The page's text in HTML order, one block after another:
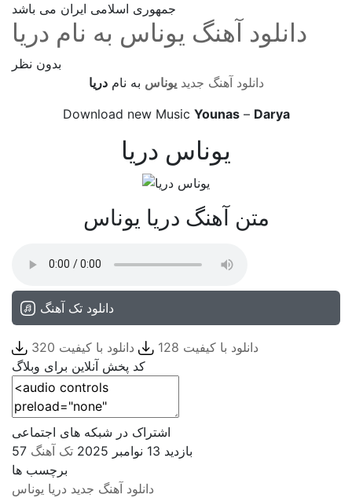
جمهوری اسلامی ایران می باشد
دانلود آهنگ یوناس به نام دریا
بدون نظر
دانلود آهنگ جدید یوناس به نامدریا
Download new Music Younas– Darya
یوناس دریا
متن آهنگ دریا یوناس
دانلود تک آهنگ
دانلود با کیفیت 128
دانلود با کیفیت 320
کد پخش آنلاین برای وبلاگ
اشتراک در شبکه های اجتماعی
57 بازدید 13 نوامبر 2025
تک آهنگ
برچسب ها
دانلود آهنگ جدید دریا یوناس